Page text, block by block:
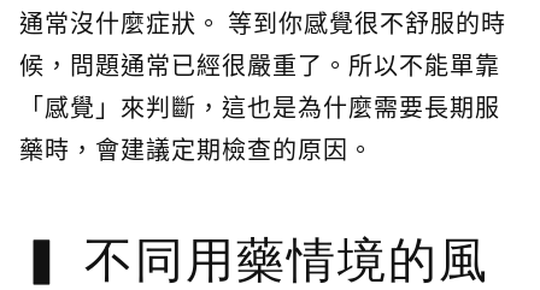
通常沒什麼症狀。 等到你感覺很不舒服的時
候，問題通常已經很嚴重了。所以不能單靠
「感覺」來判斷，這也是為什麼需要長期服
藥時，會建議定期檢查的原因。
不同用藥情境的風